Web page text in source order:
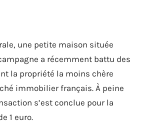
une petite maison située
a récemment battu des
la propriété la moins chère
immobilier français. À peine
s’est conclue pour la
1 euro.